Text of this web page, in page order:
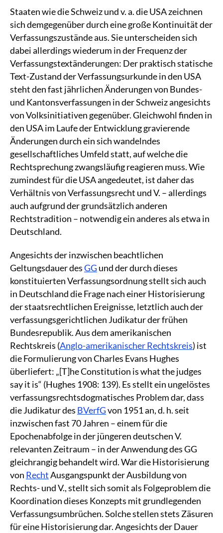
Staaten wie die Schweiz und v. a. die USA zeichnen
sich demgegenüber durch eine große Kontinuität der
Verfassungszustände aus. Sie unterscheiden sich
dabei allerdings wiederum in der Frequenz der
Verfassungstextänderungen: Der praktisch statische
Text-Zustand der Verfassungsurkunde in den USA
steht den fast jährlichen Änderungen von Bundes-
und Kantonsverfassungen in der Schweiz angesichts
von Volksinitiativen gegenüber. Gleichwohl finden in
den USA im Laufe der Entwicklung gravierende
Änderungen durch ein sich wandelndes
gesellschaftliches Umfeld statt, auf welche die
Rechtsprechung zwangsläufig reagieren muss. Wie
zumindest für die USA angedeutet, ist daher das
Verhältnis von Verfassungsrecht und V. – allerdings
auch aufgrund der grundsätzlich anderen
Rechtstradition – notwendig ein anderes als etwa in
Deutschland.
Angesichts der inzwischen beachtlichen
Geltungsdauer desGG und der durch dieses
konstituierten Verfassungsordnung stellt sich auch
in Deutschland die Frage nach einer Historisierung
der staatsrechtlichen Ereignisse, letztlich auch der
verfassungsgerichtlichen Judikatur der frühen
Bundesrepublik. Aus dem amerikanischen
Rechtskreis (Anglo-amerikanischer Rechtskreis) ist
die Formulierung von Charles Evans Hughes
überliefert: „[T]he Constitution is what the judges
say it is“ (Hughes 1908: 139). Es stellt ein ungelöstes
verfassungsrechtsdogmatisches Problem dar, dass
die Judikatur des BVerfGvon 1951 an, d. h. seit
inzwischen fast 70 Jahren – einem für die
Epochenabfolge in der jüngeren deutschen V.
relevanten Zeitraum – in der Anwendung des GG
gleichrangig behandelt wird. War die Historisierung
von RechtAusgangspunkt der Ausbildung von
Rechts- und V., stellt sich somit als Folgeproblem die
Koordination dieses Konzepts mit grundlegenden
Verfassungsumbrüchen. Solche stellen stets Zäsuren
für eine Historisierung dar. Angesichts der Dauer